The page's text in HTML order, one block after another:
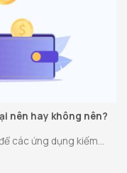
nên hay không nên?
các ứng dụng kiếm...